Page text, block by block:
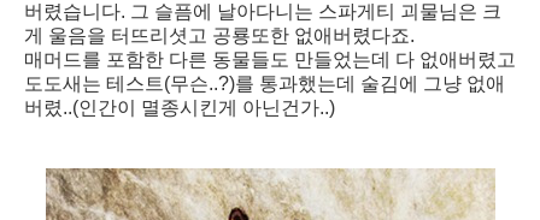
버렸습니다. 그 슬픔에 날아다니는 스파게티 괴물님은 크
게 울음을 터뜨리셧고 공룡또한 없애버렸다죠.
매머드를 포함한 다른 동물들도 만들었는데 다 없애버렸고
도도새는 테스트(무슨..?)를 통과했는데 술김에 그냥 없애
버렸..(인간이 멸종시킨게 아닌건가..)